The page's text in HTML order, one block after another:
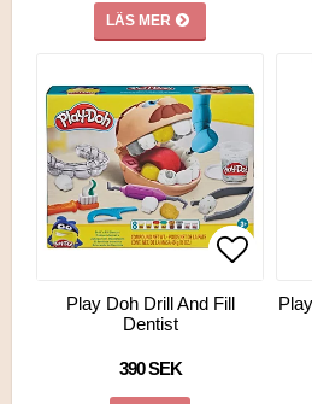
LÄS MER
Lägg
Lägg
Play Doh Drill And Fill
Dentist
390 SEK